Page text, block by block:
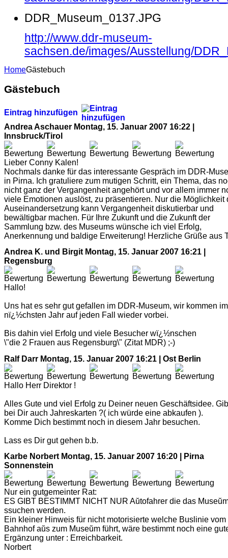
DDR_Museum_0137.JPG
http://www.ddr-museum-
sachsen.de/images/Ausstellung/
HomeGästebuch
Gästebuch
Eintrag hinzufügen
Andrea Aschauer Montag, 15. Januar 2007 16:22 |
Innsbruck/Tirol
Lieber Conny Kalen!
Nochmals danke für das interessante Gespräch im DDR-
in Pirna. Ich gratuliere zum mutigen Schritt, ein Thema, das
nicht ganz der Vergangenheit angehört und vor allem immer
viele Emotionen auslöst, zu präsentieren. Nur die Möglichkeit
Auseinandersetzung kann Vergangenheit diskutierbar und
bewältigbar machen. Für Ihre Zukunft und die Zukunft der
Sammlung bzw. des Museums wünsche ich viel Erfolg,
Anerkennung und baldige Erweiterung! Herzliche Grüße aus
Andrea K. und Birgit Montag, 15. Januar 2007 16:21 |
Regensburg
Hallo!
Uns hat es sehr gut gefallen im DDR-Museum, wir kommen im
nï¿½chsten Jahr auf jeden Fall wieder vorbei.
Bis dahin viel Erfolg und viele Besucher wï¿½nschen
\"die 2 Frauen aus Regensburg\" (Zitat MDR) ;-)
Ralf Darr Montag, 15. Januar 2007 16:21 | Ost Berlin
Hallo Herr Direktor !
Alles Gute und viel Erfolg zu Deiner neuen Geschäftsidee.
bei Dir auch Jahreskarten ?( ich würde eine abkaufen ).
Komme Dich bestimmt noch in diesem Jahr besuchen.
Lass es Dir gut gehen b.b.
Karbe Norbert Montag, 15. Januar 2007 16:20 | Pirna
Sonnenstein
Nur ein gutgemeinter Rat:
ES GIBT BESTIMMT NICHT NUR Aŭtofahrer die das
ssuchen werden.
Ein kleiner Hinweis für nicht motorisierte welche Buslinie vom
Bahnhof aŭs zum Museŭm führt, wäre bestimmt noch eine
Ergänzung unter : Erreichbarkeit.
Norbert